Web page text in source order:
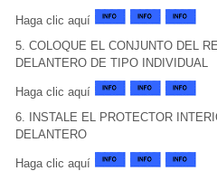
Haga clic aquí
5. COLOQUE EL CONJUNTO DEL
DELANTERO DE TIPO INDIVIDUAL
Haga clic aquí
6. INSTALE EL PROTECTOR
DELANTERO
Haga clic aquí